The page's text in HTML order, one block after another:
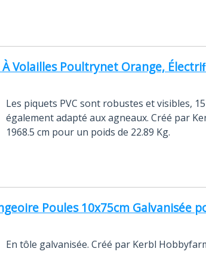
Volailles Poultrynet Orange,
Les piquets PVC sont robustes et visibles,
également adapté aux agneaux. Créé par
1968.5 cm pour un poids de 22.89 Kg.
Poules 10x75cm Galvanisée
En tôle galvanisée. Créé par Kerbl